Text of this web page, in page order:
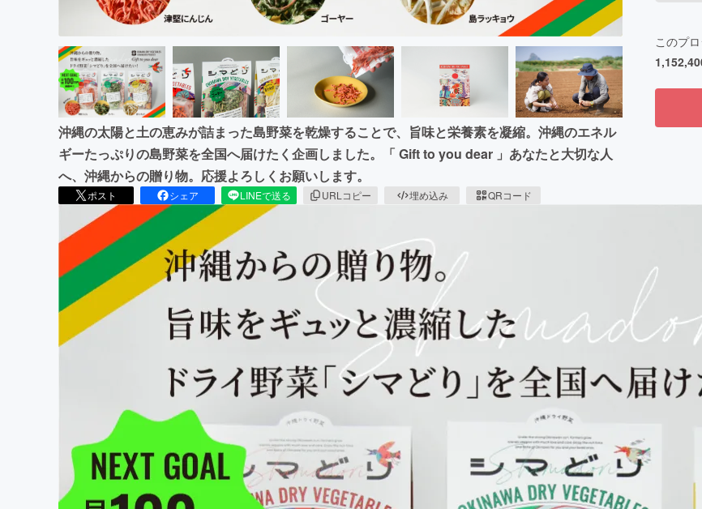
沖縄の太陽と土の恵みが詰まった島野菜を乾燥することで、旨味と栄養素を凝縮。沖縄のエネル
ギーたっぷりの島野菜を全国へ届けたく企画しました。「 Gift to you dear 」あなたと大切な人
へ、沖縄からの贈り物。応援よろしくお願いします。
ポスト シェア LINEで送る URLコピー 埋め込み QRコード
このプロ